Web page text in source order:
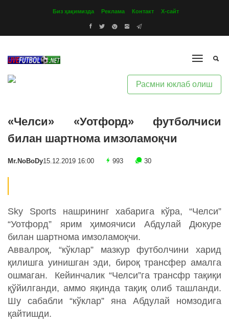
Биз ҳақимизда Реклама Контакт Х-сайт
Расмни юклаб олиш
«Челси» «Уотфорд» футболчиси
билан шартнома имзоламоқчи
Mr.NoBoDy15.12.2019 16:00 993 30
Sky Sports нашрининг хабарига кўра, “Челси”
“Уотфорд” ярим ҳимоячиси Абдулай Дюкуре
билан шартнома имзоламоқчи.
Аввалроқ, “кўклар” мазкур футболчини харид
қилишга уинишган эди, бироқ трансфер амалга
ошмаган. Кейинчалик “Челси”га трансфр тақиқи
қўйилганди, аммо яқинда тақиқ олиб ташланди.
Шу сабабли “кўклар” яна Абдулай номзодига
қайтишди.